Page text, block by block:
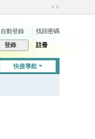
切
到
自動登錄
找回密碼
登錄 註冊
快捷導航